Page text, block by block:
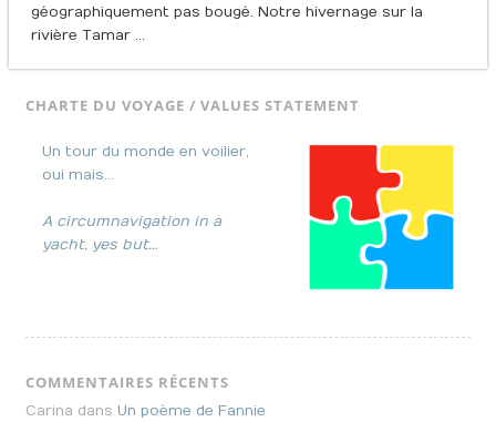
géographiquement pas bougé. Notre hivernage sur la
rivière Tamar …
CHARTE DU VOYAGE / VALUES STATEMENT
Un tour du monde en voilier,
oui mais…
A circumnavigation in a
yacht, yes but…
COMMENTAIRES RÉCENTS
Carina dansUn poème de Fannie